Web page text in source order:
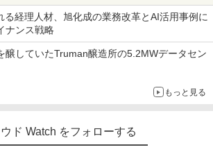
る経理人材、旭化成の業務改革とAI活用事例に
ナンス戦略
醸していたTruman醸造所の5.2MWデータセン
もっと見る
ド Watch をフォローする